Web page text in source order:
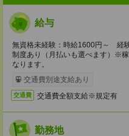
給与
無資格未経験：時給1600円～
制度あり（月払いも選べます）※
なります。
交通費別途支給あり
交通費 交通費全額支給※規定有
勤務地